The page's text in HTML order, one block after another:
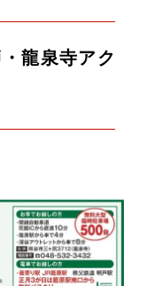
龍泉寺アク